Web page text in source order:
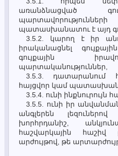
պատասխանատու է այդ
3.5.2. կարող է իր
իրականացնել
գույքային
պարտականություններ,
3.5.3. դատարանում
հայցվոր կամ
3.5.4. ունի ինքնուրույն
3.5.5. ունի իր
անգլերեն
խորհրդանիշ,
հաշվարկային հաշիվ
արժույթով, թե